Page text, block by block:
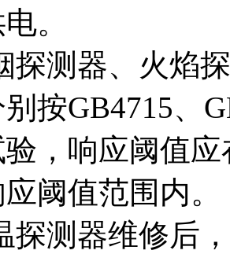
。
探测器、火焰
按GB4715、
，响应阈值
阈值范围内。
探测器维修后